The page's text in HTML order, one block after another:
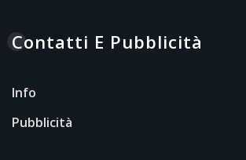
Contatti E Pubblicità
Info
Pubblicità